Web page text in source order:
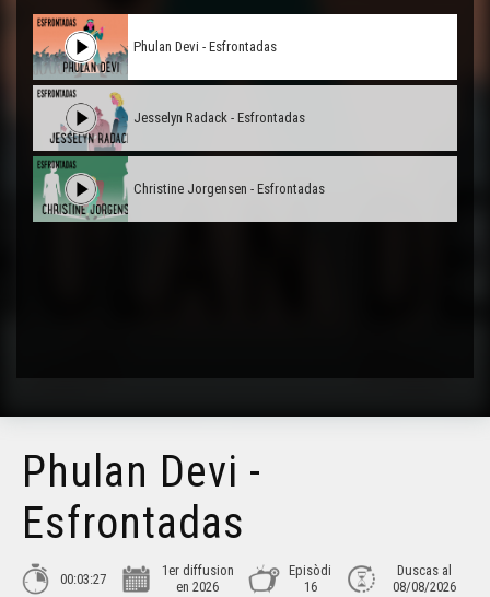
Phulan Devi - Esfrontadas
Jesselyn Radack - Esfrontadas
Christine Jorgensen - Esfrontadas
Phulan Devi -
Esfrontadas
00:03:27
1er diffusion
en 2026
Episòdi
16
Duscas al
08/08/2026